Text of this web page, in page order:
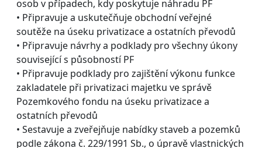
osob v případech, kdy poskytuje náhradu PF
• Připravuje a uskutečňuje obchodní veřejné
soutěže na úseku privatizace a ostatních převodů
• Připravuje návrhy a podklady pro všechny úkony
související s působností PF
• Připravuje podklady pro zajištění výkonu funkce
zakladatele při privatizaci majetku ve správě
Pozemkového fondu na úseku privatizace a
ostatních převodů
• Sestavuje a zveřejňuje nabídky staveb a pozemků
podle zákona č. 229/1991 Sb., o úpravě vlastnických